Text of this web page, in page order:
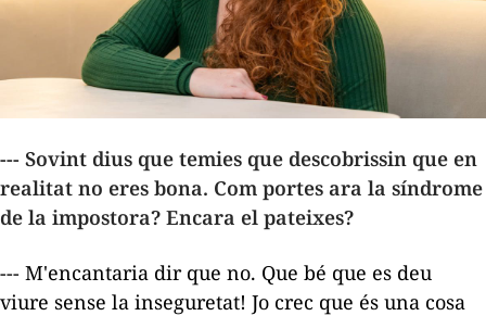
--- Sovint dius que temies que descobrissin que en
realitat no eres bona. Com portes ara la síndrome
de la impostora? Encara el pateixes?
--- M'encantaria dir que no. Que bé que es deu
viure sense la inseguretat! Jo crec que és una cosa